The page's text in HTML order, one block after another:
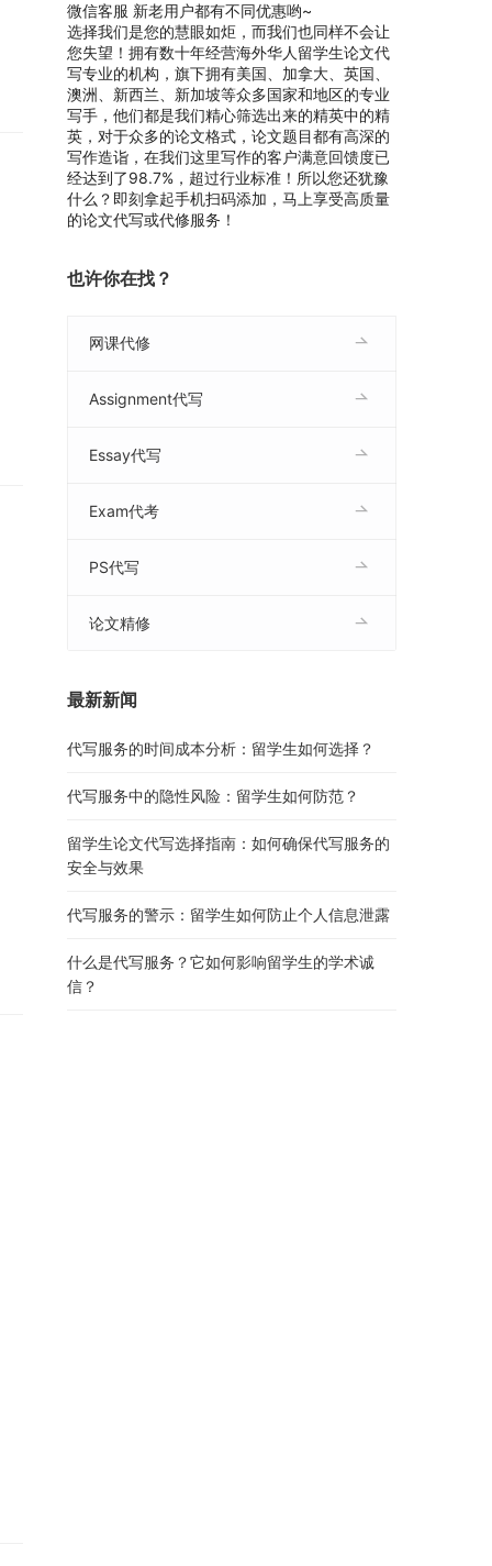
微信客服 新老用户都有不同优惠哟~
选择我们是您的慧眼如炬，而我们也同样不会让
您失望！拥有数十年经营海外华人留学生论文代
写专业的机构，旗下拥有美国、加拿大、英国、
澳洲、新西兰、新加坡等众多国家和地区的专业
写手，他们都是我们精心筛选出来的精英中的精
英，对于众多的论文格式，论文题目都有高深的
写作造诣，在我们这里写作的客户满意回馈度已
经达到了98.7%，超过行业标准！所以您还犹豫
什么？即刻拿起手机扫码添加，马上享受高质量
的论文代写或代修服务！
也许你在找？
网课代修
Assignment代写
Essay代写
Exam代考
PS代写
论文精修
最新新闻
代写服务的时间成本分析：留学生如何选择？
代写服务中的隐性风险：留学生如何防范？
留学生论文代写选择指南：如何确保代写服务的
安全与效果
代写服务的警示：留学生如何防止个人信息泄露
什么是代写服务？它如何影响留学生的学术诚
信？